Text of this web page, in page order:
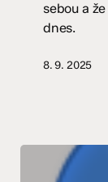
sebou a
dnes.
8. 9. 2025